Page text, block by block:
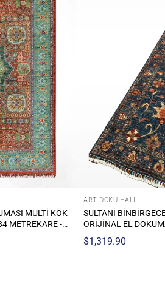
KÖK BOYA
ART DOKU HALI
SULTANI BINBIRGECE
ORIJINAL EL
YÜN HALI 0.77X490
FT
$1,344.87